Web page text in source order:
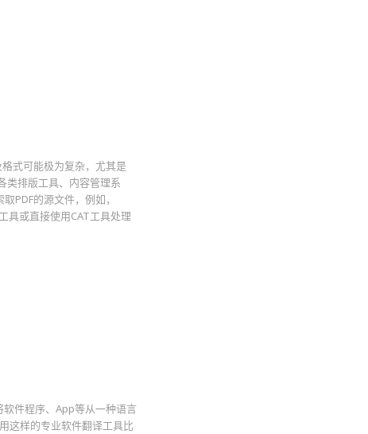
式可能极为复杂，尤其是
类排版工具、内容管理系
PDF的源文件，例如，
具或直接使用CAT工具处理
件程序、App等从一种语言
这样的专业软件翻译工具比